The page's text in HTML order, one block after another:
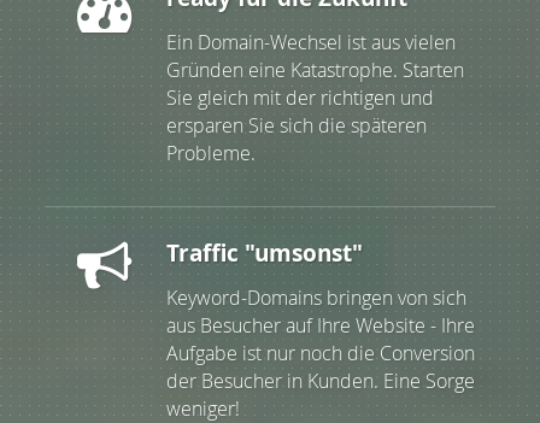
Ein Domain-Wechsel ist aus vielen
Gründen eine Katastrophe. Starten
Sie gleich mit der richtigen und
ersparen Sie sich die späteren
Probleme.
Traffic "umsonst"
Keyword-Domains bringen von sich
aus Besucher auf Ihre Website - Ihre
Aufgabe ist nur noch die Conversion
der Besucher in Kunden. Eine Sorge
weniger!